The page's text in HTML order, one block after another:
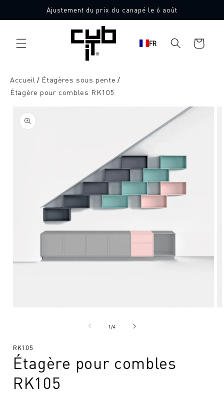
directement
au contenu
Ajustement du prix du canapé le 6 août
FR
Panier
d'achat
Accueil
Étagères sous pente
Étagère pour combles RK105
l'information
sur le
produit
modal
1/de4
SKU
RK105
Étagère pour combles
RK105